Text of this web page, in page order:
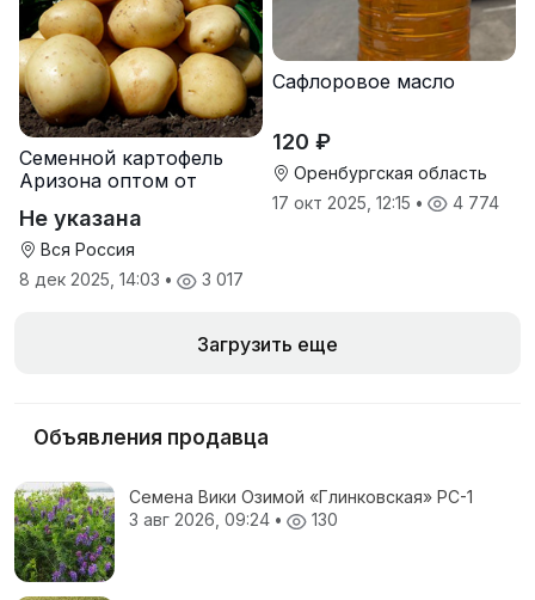
Семенной картофель
Аризона оптом от
Не указана
Вся Россия
8 дек 2025, 14:03 • 3 017
Сафлоровое масло
120 ₽
Оренбургская область
17 окт 2025, 12:15 • 4 774
Загрузить еще
Объявления продавца
Семена Вики Озимой «Глинковская» РС-1
3 авг 2026, 09:24 • 130